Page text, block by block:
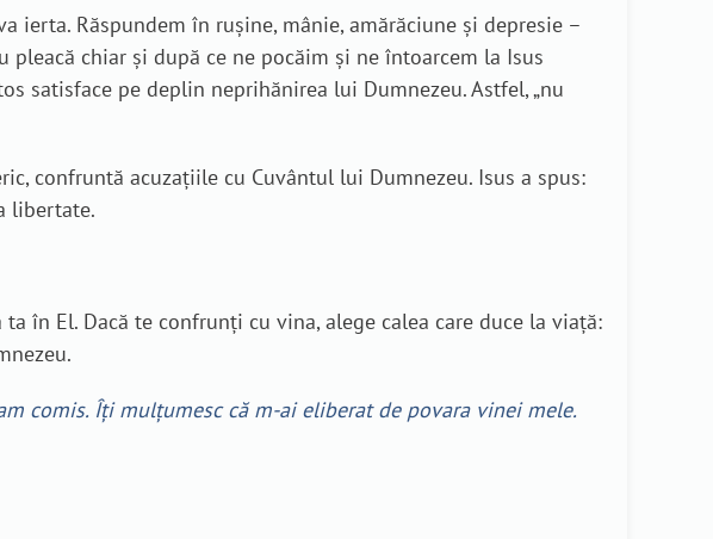
ierta. Răspundem în rușine, mânie, amărăciune și depresie –
chiar și după ce ne pocăim și ne întoarcem la Isus
satisface pe deplin neprihănirea lui Dumnezeu. Astfel, „nu
confruntă acuzațiile cu Cuvântul lui Dumnezeu. Isus a spus:
libertate.
în El. Dacă te confrunți cu vina, alege calea care duce la viață:
comis. Îți mulțumesc că m-ai eliberat de povara vinei mele.